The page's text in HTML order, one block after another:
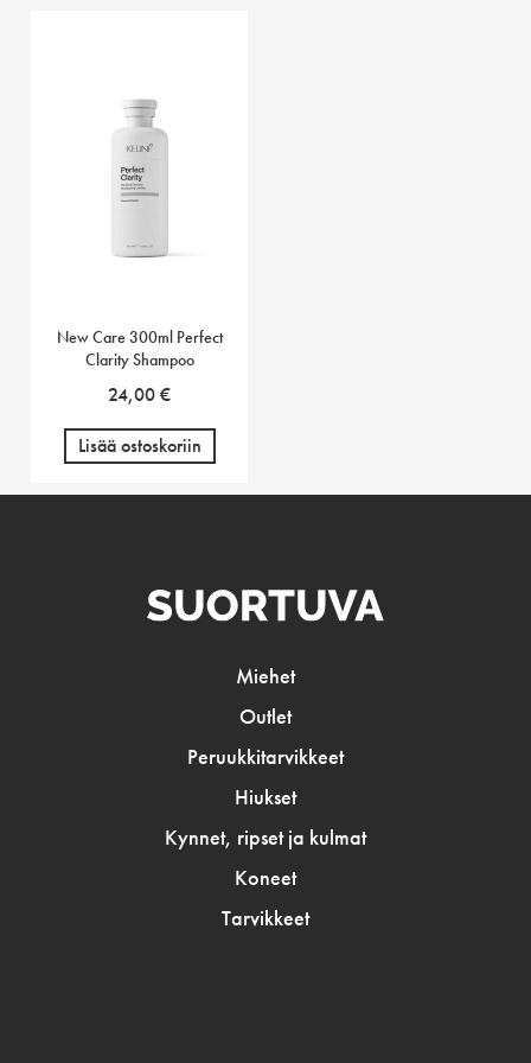
New Care 300ml Perfect
Clarity Shampoo
24,00€
Lisää ostoskoriin
Miehet
Outlet
Peruukkitarvikkeet
Hiukset
Kynnet, ripset ja kulmat
Koneet
Tarvikkeet